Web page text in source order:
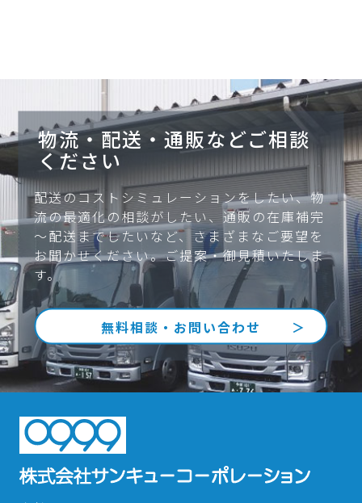
物流・配送・通販などご相談
ください
配送のコストシミュレーションをしたい、物
流の最適化の相談がしたい、通販の在庫補完
～配送までしたいなど、さまざまなご要望を
お聞かせください。ご提案・御見積いたしま
す。
無料相談・お問い合わせ